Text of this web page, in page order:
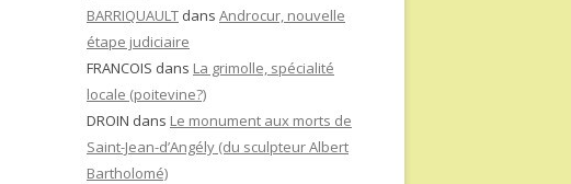
BARRIQUAULT dans Androcur, nouvelle
étape judiciaire
FRANCOIS dans La grimolle, spécialité
locale (poitevine?)
DROIN dans Le monument aux morts de
Saint-Jean-d’Angély (du sculpteur Albert
Bartholomé)